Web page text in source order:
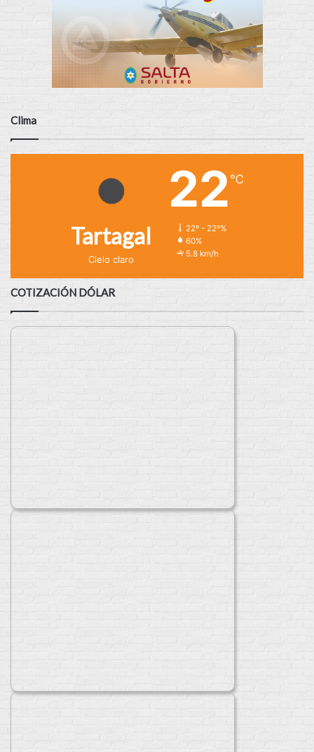
Clima
Tartagal
Cielo claro
22 ℃
22º - 22º%
60%
5.8 km/h
COTIZACIÓN DÓLAR